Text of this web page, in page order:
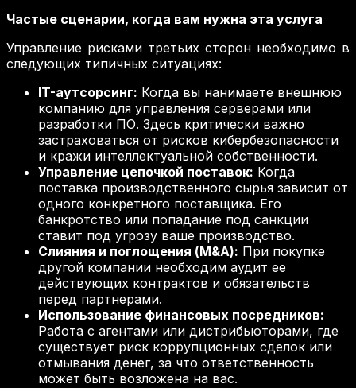
Частые сценарии, когда вам нужна эта услуга
Управление рисками третьих сторон необходимо в
следующих типичных ситуациях:
IT-аутсорсинг: Когда вы нанимаете внешнюю
компанию для управления серверами или
разработки ПО. Здесь критически важно
застраховаться от рисков кибербезопасности
и кражи интеллектуальной собственности.
Управление цепочкой поставок: Когда
поставка производственного сырья зависит от
одного конкретного поставщика. Его
банкротство или попадание под санкции
ставит под угрозу ваше производство.
Слияния и поглощения (M&A): При покупке
другой компании необходим аудит ее
действующих контрактов и обязательств
перед партнерами.
Использование финансовых посредников:
Работа с агентами или дистрибьюторами, где
существует риск коррупционных сделок или
отмывания денег, за что ответственность
может быть возложена на вас.